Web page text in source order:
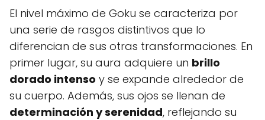
El nivel máximo de Goku se caracteriza por
una serie de rasgos distintivos que lo
diferencian de sus otras transformaciones. En
primer lugar, su aura adquiere un brillo
dorado intenso y se expande alrededor de
su cuerpo. Además, sus ojos se llenan de
determinación y serenidad, reflejando su